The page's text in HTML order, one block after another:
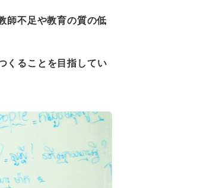
師不足や教育の質の低
くることを目指してい